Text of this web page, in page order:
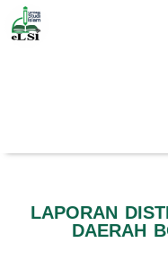
LAPORAN
DAERAH